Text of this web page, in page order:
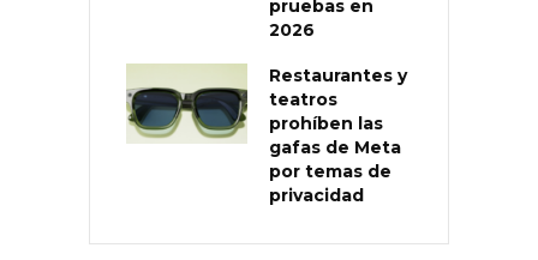
pruebas en
2026
Restaurantes y
teatros
prohíben las
gafas de Meta
por temas de
privacidad